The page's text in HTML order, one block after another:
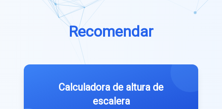
Recomendar
Calculadora de altura de
escalera